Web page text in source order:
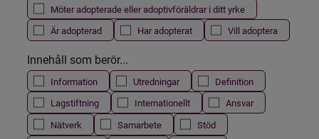
Möter adopterade eller adoptivföräldrar i ditt yrke
Är adopterad
Har adopterat Vill adoptera
Innehåll som berör...
Information Utredningar
Definition
Lagstiftning
Internationellt
Ansvar
Nätverk
Samarbete
Stöd